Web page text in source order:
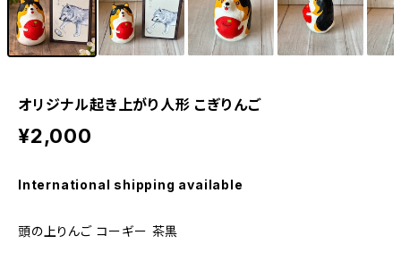
オリジナル起き上がり人形 こぎりんご
¥2,000
International shipping available
頭の上りんご コーギー 茶黒